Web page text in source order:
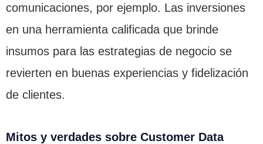
comunicaciones, por ejemplo. Las inversiones
en una herramienta calificada que brinde
insumos para las estrategias de negocio se
revierten en buenas experiencias y fidelización
de clientes.
Mitos y verdades sobre Customer Data